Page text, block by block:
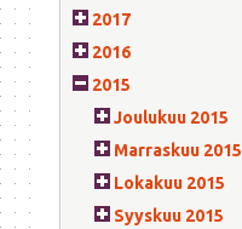
2017
2016
2015
Joulukuu 2015
Marraskuu 2015
Lokakuu 2015
Syyskuu 2015